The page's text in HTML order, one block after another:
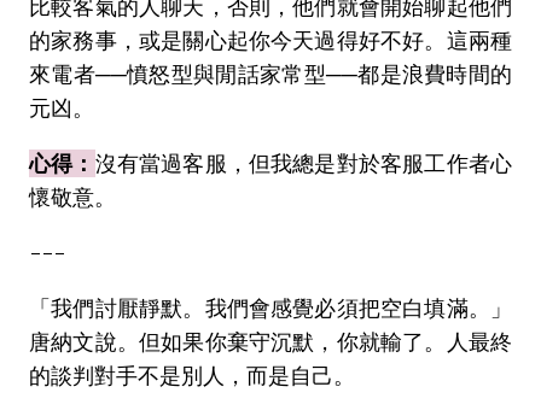
比較客氣的人聊天，否則，他們就會開始聊起他們
的家務事，或是關心起你今天過得好不好。這兩種
來電者──憤怒型與閒話家常型──都是浪費時間的
元凶。
心得： 沒有當過客服，但我總是對於客服工作者心
懷敬意。
---
「我們討厭靜默。我們會感覺必須把空白填滿。」
唐納文說。但如果你棄守沉默，你就輸了。人最終
的談判對手不是別人，而是自己。